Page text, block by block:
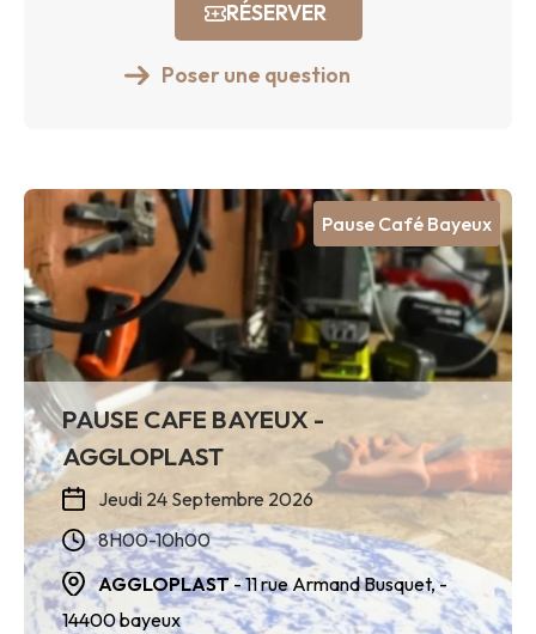
RÉSERVER
Poser une question
Pause Café Bayeux
PAUSE CAFE BAYEUX -
AGGLOPLAST
Jeudi 24 Septembre 2026
8H00-10h00
AGGLOPLAST- 11 rue Armand Busquet,-
14400bayeux